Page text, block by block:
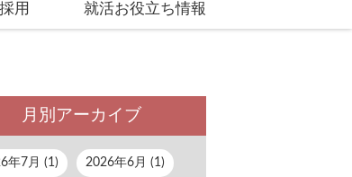
用 就活お役立ち情報
月別アーカイブ
年7月 (1) 2026年6月 (1)